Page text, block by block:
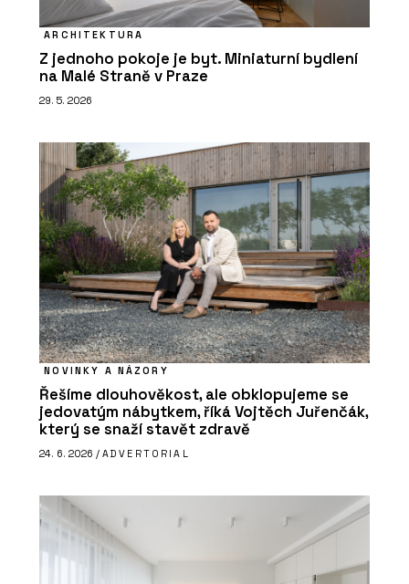
ARCHITEKTURA
Z jednoho pokoje je byt. Miniaturní bydlení
na Malé Straně v Praze
29. 5. 2026
NOVINKY A NÁZORY
Řešíme dlouhověkost, ale obklopujeme se
jedovatým nábytkem, říká Vojtěch Juřenčák,
který se snaží stavět zdravě
24. 6. 2026 / ADVERTORIAL